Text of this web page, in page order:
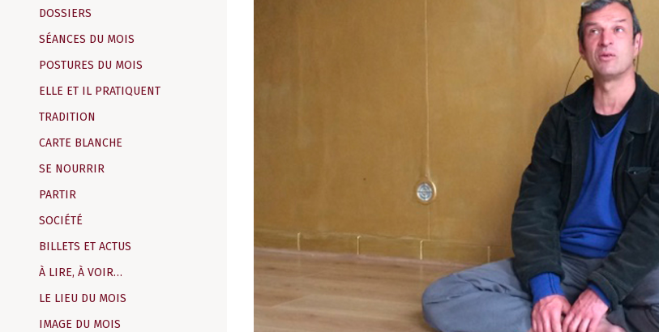
DOSSIERS
SÉANCES DU MOIS
POSTURES DU MOIS
ELLE ET IL PRATIQUENT
TRADITION
CARTE BLANCHE
SE NOURRIR
PARTIR
SOCIÉTÉ
BILLETS ET ACTUS
À LIRE, À VOIR…
LE LIEU DU MOIS
IMAGE DU MOIS